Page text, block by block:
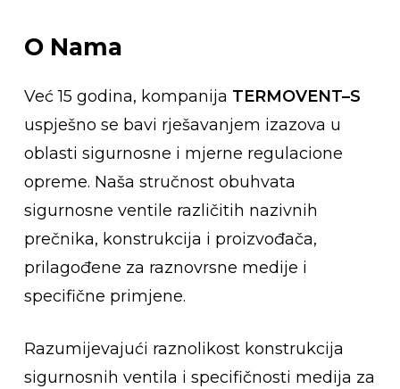
O Nama
Već 15 godina, kompanija TERMOVENT–S
uspješno se bavi rješavanjem izazova u
oblasti sigurnosne i mjerne regulacione
opreme. Naša stručnost obuhvata
sigurnosne ventile različitih nazivnih
prečnika, konstrukcija i proizvođača,
prilagođene za raznovrsne medije i
specifične primjene.
Razumijevajući raznolikost konstrukcija
sigurnosnih ventila i specifičnosti medija za